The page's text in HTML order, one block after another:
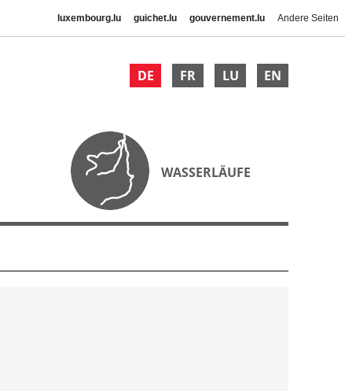
luxembourg.lu guichet.lu gouvernement.lu Andere Seiten
DE FR LU EN
WASSERLÄUFE